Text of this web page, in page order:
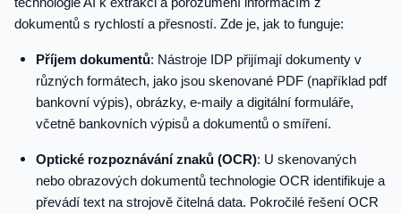
dokumentů s rychlostí a přesností. Zde je, jak to funguje:
Příjem dokumentů: Nástroje IDP přijímají dokumenty v
různých formátech, jako jsou skenované PDF (například pdf
bankovní výpis), obrázky, e-maily a digitální formuláře,
včetně bankovních výpisů a dokumentů o smíření.
Optické rozpoznávání znaků (OCR): U skenovaných
nebo obrazových dokumentů technologie OCR identifikuje a
převádí text na strojově čitelná data. Pokročilé řešení OCR